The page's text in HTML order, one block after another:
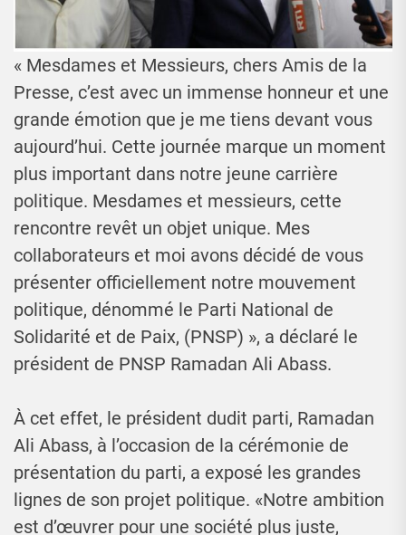
« Mesdames et Messieurs, chers Amis de la
Presse, c’est avec un immense honneur et une
grande émotion que je me tiens devant vous
aujourd’hui. Cette journée marque un moment
plus important dans notre jeune carrière
politique. Mesdames et messieurs, cette
rencontre revêt un objet unique. Mes
collaborateurs et moi avons décidé de vous
présenter officiellement notre mouvement
politique, dénommé le Parti National de
Solidarité et de Paix, (PNSP) », a déclaré le
président de PNSP Ramadan Ali Abass.
À cet effet, le président dudit parti, Ramadan
Ali Abass, à l’occasion de la cérémonie de
présentation du parti, a exposé les grandes
lignes de son projet politique. «Notre ambition
est d’œuvrer pour une société plus juste,